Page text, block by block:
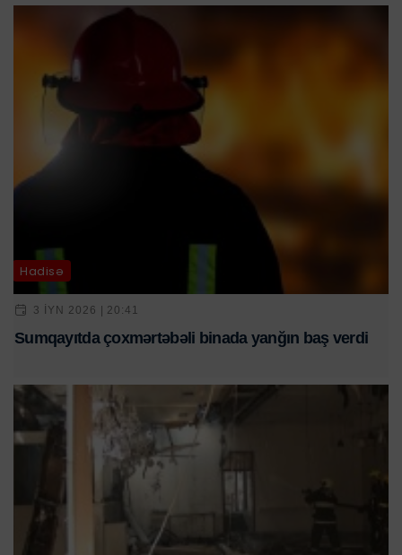
Hadisə
3 IYN 2026 | 20:41
Sumqayıtda çoxmərtəbəli binada yanğın baş verdi